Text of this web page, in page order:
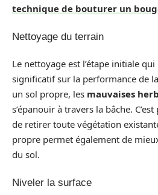
technique de bouturer un
Nettoyage du terrain
Le nettoyage est l’étape initiale
significatif sur la performance de
un sol propre, les mauvaises
s’épanouir à travers la bâche.
de retirer toute végétation
propre permet également de
du sol.
Niveler la surface